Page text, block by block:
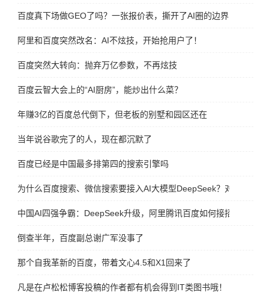
百度真下场做GEO了吗？一张报价表，撕开了AI圈的边界
阿里和百度突然改名：AI不炫技，开始抢用户了！
百度突然大转向：抛弃万亿参数，不再炫技
百度云智大会上的“AI厨房”，能炒出什么菜？
年赚3亿的百度总代倒下，但老板的别墅和园区还在
当年说谷歌完了的人，现在都沉默了
百度已经是中国最多排第四的搜索引擎吗
为什么百度搜索、微信搜索要接入AI大模型DeepSeek？对谁更有好
中国AI四强争霸：DeepSeek升级，阿里腾讯百度如何接招？
倒查半年，百度副总谢广军没事了
那个自我革新的百度，带着文心4.5和X1回来了
凡是在卢松松博客投稿的作者都有机会得到IT类图书哦！